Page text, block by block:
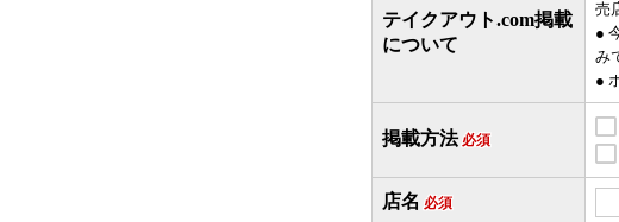
テイクアウト.com掲載
について
売
●
み
●
掲載方法 必須
店名 必須